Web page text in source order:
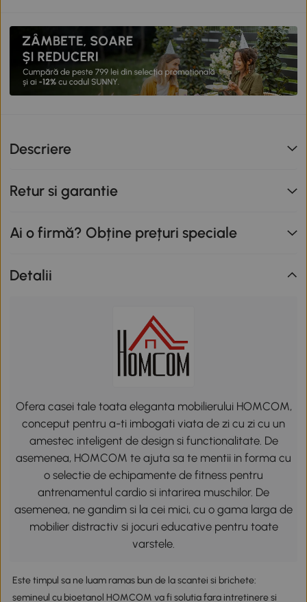
Descriere
Retur si garantie
Ai o firmă? Obține prețuri speciale
Detalii
Ofera casei tale toata eleganta mobilierului HOMCOM,
conceput pentru a-ti imbogati viata de zi cu zi cu un
amestec inteligent de design si functionalitate. De
asemenea, HOMCOM te ajuta sa te mentii in forma cu
o selectie de echipamente de fitness pentru
antrenamentul cardio si intarirea muschilor. De
asemenea, ne gandim si la cei mici, cu o gama larga de
mobilier distractiv si jocuri educative pentru toate
varstele.
Este timpul sa ne luam ramas bun de la scantei si brichete:
semineul cu bioetanol HOMCOM va fi solutia fara intretinere si